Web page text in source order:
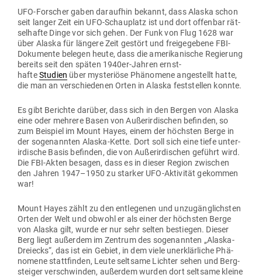
UFO-For­scher gaben dar­aufhin bekannt, dass Alaska schon
seit langer Zeit ein UFO-Schau­platz ist und dort offenbar rät­
sel­hafte Dinge vor sich gehen. Der Funk von Flug 1628 war
über Alaska für längere Zeit gestört und frei­ge­gebene FBI-
Doku­mente belegen heute, dass die ame­ri­ka­nische Regierung
bereits seit den späten 1940er-Jahren ernst­
hafteStudien über mys­te­riöse Phä­nomene ange­stellt hatte,
die man an ver­schie­denen Orten in Alaska fest­stellen konnte.
Es gibt Berichte darüber, dass sich in den Bergen von Alaska
eine oder mehrere Basen von Außer­ir­di­schen befinden, so
zum Bei­spiel im Mount Hayes, einem der höchsten Berge in
der soge­nannten Alaska-Kette. Dort soll sich eine tiefe unter­
ir­dische Basis befinden, die von Außer­ir­di­schen geführt wird.
Die FBI-Akten besagen, dass es in dieser Region zwi­schen
den Jahren 1947–1950 zu starker UFO-Akti­vität gekommen
war!
Mount Hayes zählt zu den ent­le­genen und unzu­gäng­lichsten
Orten der Welt und obwohl er als einer der höchsten Berge
von Alaska gilt, wurde er nur sehr selten bestiegen. Dieser
Berg liegt außerdem im Zentrum des soge­nannten „Alaska-
Dreiecks“, das ist ein Gebiet, in dem viele uner­klär­liche Phä­
nomene statt­finden, Leute seltsame Lichter sehen und Berg­
steiger ver­schwinden, außerdem wurden dort seltsame kleine